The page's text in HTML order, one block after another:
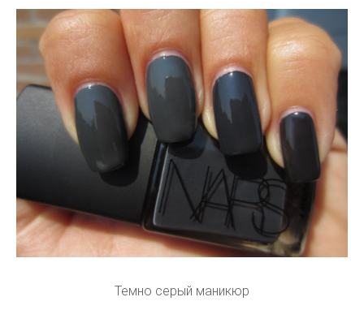
Темно серый маникюр